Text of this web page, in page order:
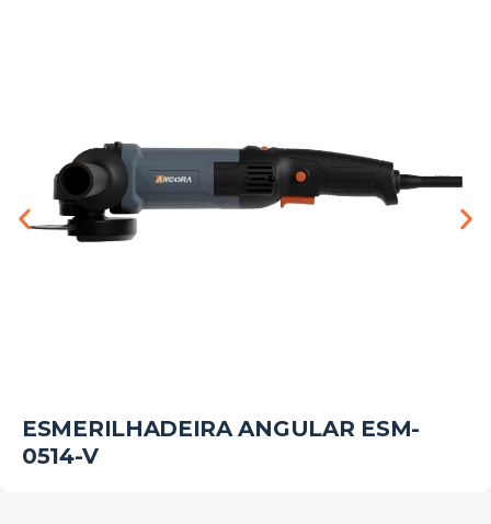
ESMERILHADEIRA ANGULAR ESM-
0514-V